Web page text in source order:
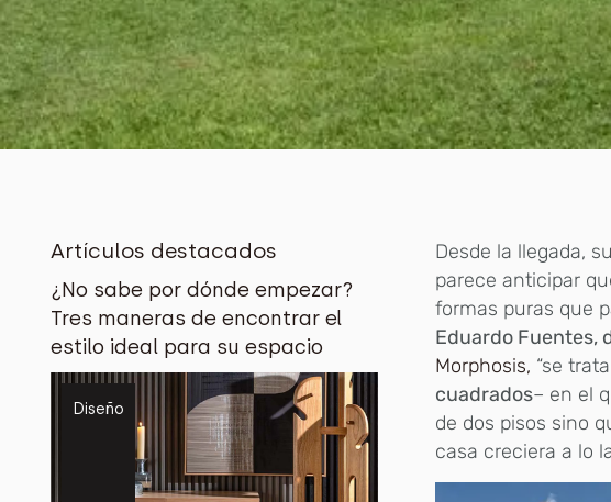
Artículos destacados
¿No sabe por dónde empezar?
Tres maneras de encontrar el
estilo ideal para su espacio
Diseño
Desde la llegada,
parece anticipar
formas puras que
Eduardo Fuentes,
Morphosis, “se
cuadrados– en el
de dos pisos sino
casa creciera a lo